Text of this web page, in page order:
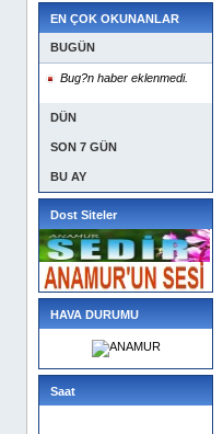
EN ÇOK OKUNANLAR
BUGÜN
Bug?n haber eklenmedi.
DÜN
SON 7 GÜN
BU AY
Dost Siteler
HAVA DURUMU
Saat